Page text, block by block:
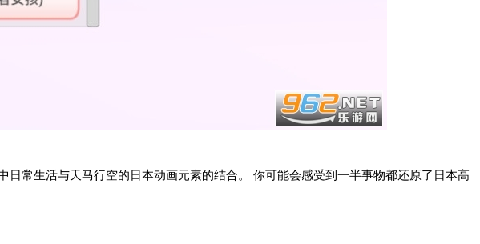
常生活与天马行空的日本动画元素的结合。 你可能会感受到一半事物都还原了日本高